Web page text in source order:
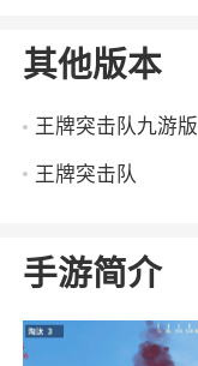
其他版本
王牌突击队九游版
王牌突击队
手游简介